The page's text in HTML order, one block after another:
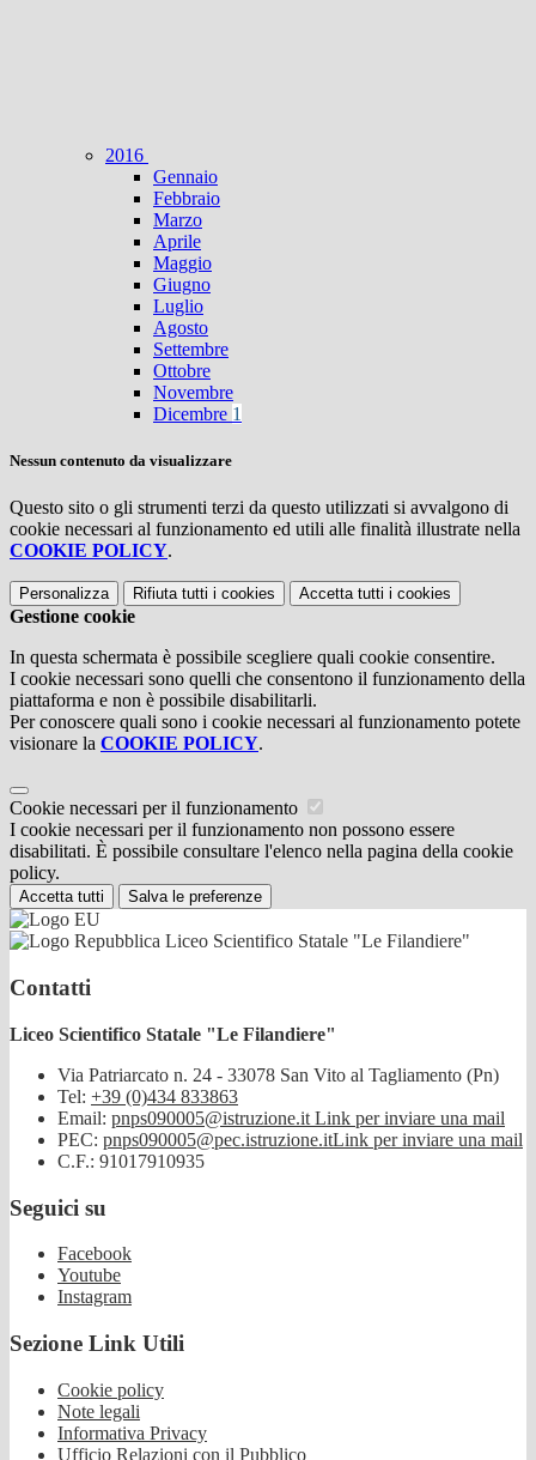
2016
Gennaio
Febbraio
Marzo
Aprile
Maggio
Giugno
Luglio
Agosto
Settembre
Ottobre
Novembre
Dicembre 1
Nessun contenuto da visualizzare
Questo sito o gli strumenti terzi da questo utilizzati si avvalgono di
cookie necessari al funzionamento ed utili alle finalità illustrate nella
COOKIE POLICY.
Personalizza Rifiuta tutti i cookies Accetta tutti i cookies
Gestione cookie
In questa schermata è possibile scegliere quali cookie consentire.
I cookie necessari sono quelli che consentono il funzionamento della
piattaforma e non è possibile disabilitarli.
Per conoscere quali sono i cookie necessari al funzionamento potete
visionare la COOKIE POLICY.
Cookie necessari per il funzionamento
I cookie necessari per il funzionamento non possono essere
disabilitati. È possibile consultare l'elenco nella pagina della cookie
policy.
Accetta tutti Salva le preferenze
Liceo Scientifico Statale "Le Filandiere"
Contatti
Liceo Scientifico Statale "Le Filandiere"
Via Patriarcato n. 24 - 33078 San Vito al Tagliamento (Pn)
Tel: +39 (0)434 833863
Email: pnps090005@istruzione.it Link per inviare una mail
PEC: pnps090005@pec.istruzione.itLink per inviare una mail
C.F.: 91017910935
Seguici su
Facebook
Youtube
Instagram
Sezione Link Utili
Cookie policy
Note legali
Informativa Privacy
Ufficio Relazioni con il Pubblico